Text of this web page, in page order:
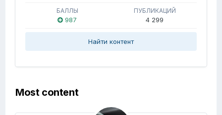
БАЛЛЫ
987
ПУБЛИКАЦИЙ
4 299
Найти контент
Most content